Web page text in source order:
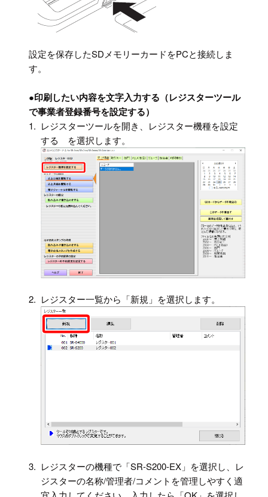
設定を保存したSDメモリーカードをPCと接続しま
す。
●印刷したい内容を文字入力する（レジスターツール
で事業者登録番号を設定する）
1. レジスターツールを開き、レジスター機種を設定
する を選択します。
2. レジスター一覧から「新規」を選択します。
3. レジスターの機種で「SR-S200-EX」を選択し、レ
ジスターの名称/管理者/コメントを管理しやすく適